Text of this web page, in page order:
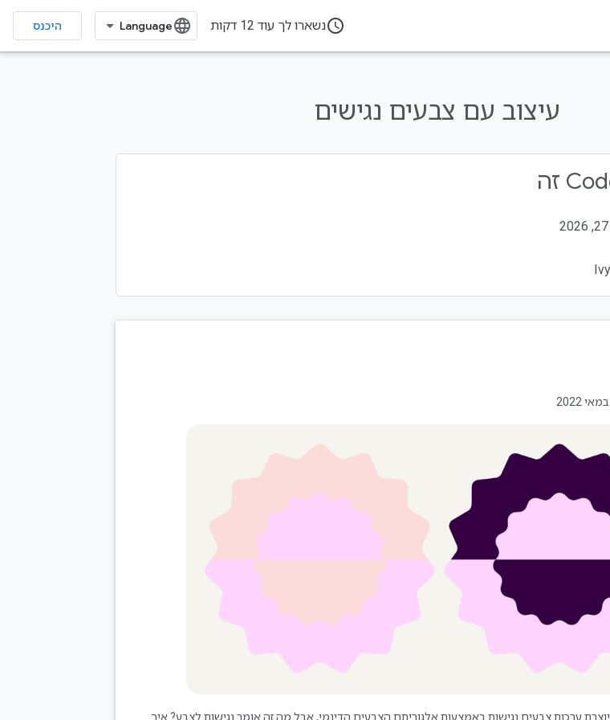
access_timeנשארו לך עוד 12 דקות היכנס
עיצוב עם צבעים נגישים
מערכת הצבעים Material 3 יוצרת ערכות צבעים נגישות באמצעות אלגוריתם הצבעים הדינמי, אבל מה זה אומר נגישות לצבע? איך